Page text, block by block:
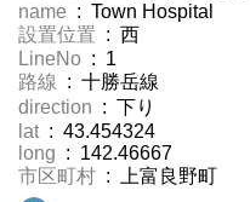
name : Town Hospital
設置位置 : 西
LineNo : 1
路線 : 十勝岳線
direction : 下り
lat : 43.454324
long : 142.46667
市区町村 : 上富良野町